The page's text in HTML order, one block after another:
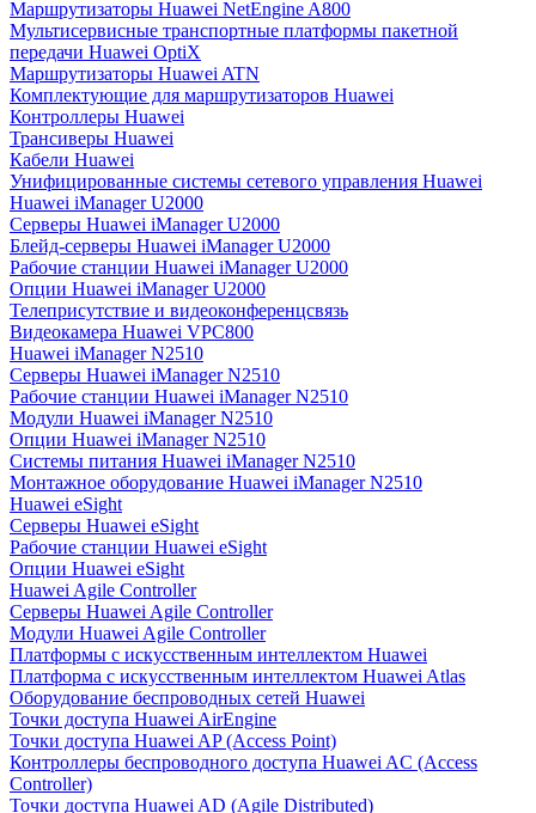
Маршрутизаторы Huawei NetEngine A800
Мультисервисные транспортные платформы пакетной
передачи Huawei OptiX
Маршрутизаторы Huawei ATN
Комплектующие для маршрутизаторов Huawei
Контроллеры Huawei
Трансиверы Huawei
Кабели Huawei
Унифицированные системы сетевого управления Huawei
Huawei iManager U2000
Серверы Huawei iManager U2000
Блейд-серверы Huawei iManager U2000
Рабочие станции Huawei iManager U2000
Опции Huawei iManager U2000
Телеприсутствие и видеоконференцсвязь
Видеокамера Huawei VPC800
Huawei iManager N2510
Серверы Huawei iManager N2510
Рабочие станции Huawei iManager N2510
Модули Huawei iManager N2510
Опции Huawei iManager N2510
Системы питания Huawei iManager N2510
Монтажное оборудование Huawei iManager N2510
Huawei eSight
Серверы Huawei eSight
Рабочие станции Huawei eSight
Опции Huawei eSight
Huawei Agile Controller
Серверы Huawei Agile Controller
Модули Huawei Agile Controller
Платформы с искусственным интеллектом Huawei
Платформа с искусственным интеллектом Huawei Atlas
Оборудование беспроводных сетей Huawei
Точки доступа Huawei AirEngine
Точки доступа Huawei AP (Access Point)
Контроллеры беспроводного доступа Huawei AC (Access
Controller)
Точки доступа Huawei AD (Agile Distributed)